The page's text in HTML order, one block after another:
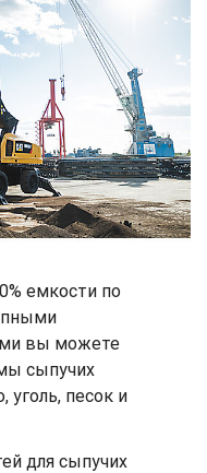
емкости по
вы можете
сыпучих
уголь, песок и
для сыпучих